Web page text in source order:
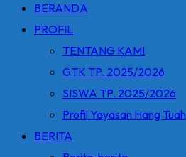
BERANDA
PROFIL
TENTANG KAMI
GTK TP. 2025/2026
SISWA TP. 2025/2026
Profil Yayasan Hang Tuah
BERITA